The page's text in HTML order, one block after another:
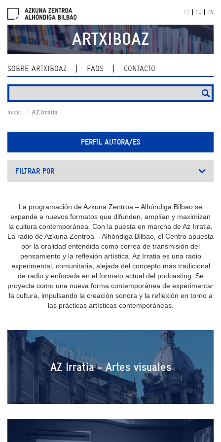
navigation
ES EU EN
ARTXIBOAZ
SOBRE ARTXIBOAZ FAQS CONTACTO
Inicio AZ Irratia
PERFIL AUTORA/ES
FILTRAR POR
La programación de Azkuna Zentroa – Alhóndiga Bilbao se
expande a nuevos formatos que difunden, amplían y maximizan
la cultura contemporánea. Con la puesta en marcha de Az Irratia.
La radio de Azkuna Zentroa – Alhóndiga Bilbao, el Centro apuesta
por la oralidad entendida como correa de transmisión del
pensamiento y la reflexión artística. Az Irratia es una radio
experimental, comunitaria, alejada del concepto más tradicional
de radio y enfocada en el formato actual del podcasting. Se
proyecta como una nueva forma contemporánea de experimentar
la cultura, impulsando la creación sonora y la reflexión en torno a
las prácticas artísticas contemporáneas.
AZ Irratia - Artes visuales